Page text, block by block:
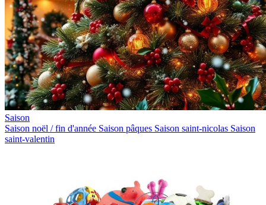
Saison
Saison noël / fin d'année Saison pâques Saison saint-nicolas Saison
saint-valentin